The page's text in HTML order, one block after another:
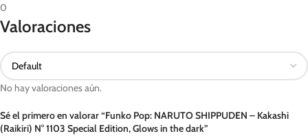
0
Valoraciones
No hay valoraciones aún.
Sé el primero en valorar “Funko Pop: NARUTO SHIPPUDEN – Kakashi
(Raikiri) N° 1103 Special Edition, Glows in the dark”